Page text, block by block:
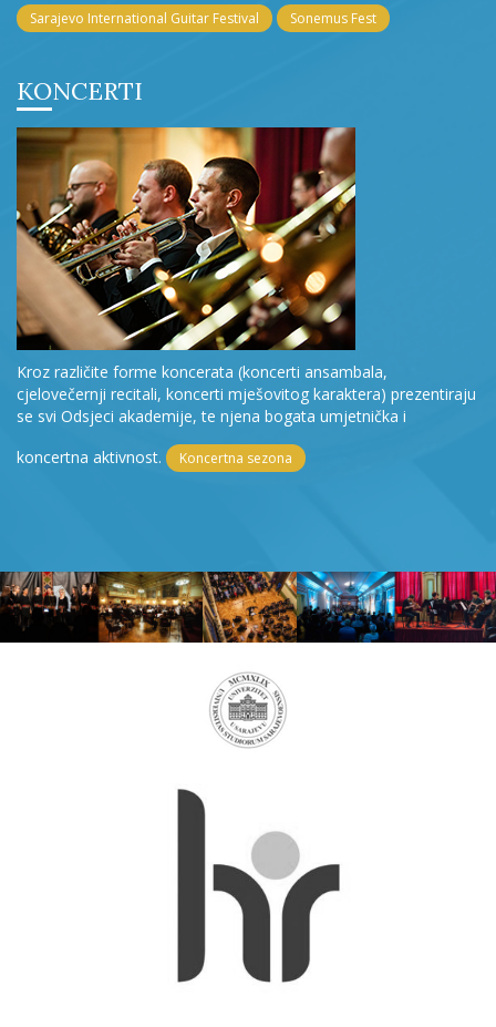
Sarajevo International Guitar Festival Sonemus Fest
KONCERTI
Kroz različite forme koncerata (koncerti ansambala,
cjelovečernji recitali, koncerti mješovitog karaktera) prezentiraju
se svi Odsjeci akademije, te njena bogata umjetnička i
koncertna aktivnost.
Koncertna sezona